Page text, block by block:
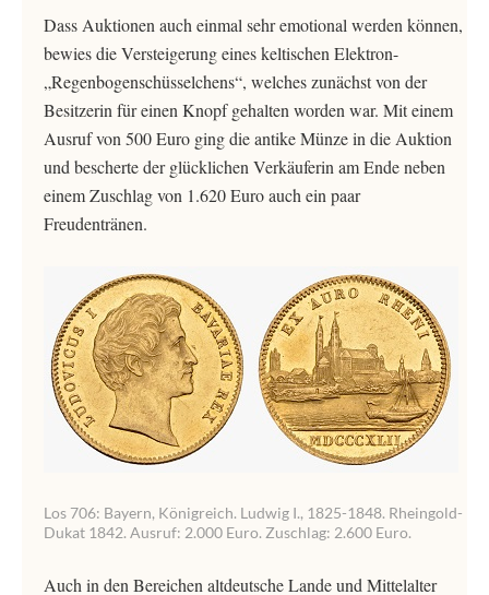
Dass Auktionen auch einmal sehr emotional werden können,
bewies die Versteigerung eines keltischen Elektron-
„Regenbogenschüsselchens“, welches zunächst von der
Besitzerin für einen Knopf gehalten worden war. Mit einem
Ausruf von 500 Euro ging die antike Münze in die Auktion
und bescherte der glücklichen Verkäuferin am Ende neben
einem Zuschlag von 1.620 Euro auch ein paar
Freudentränen.
Los 706: Bayern, Königreich. Ludwig I., 1825-1848. Rheingold-
Dukat 1842. Ausruf: 2.000 Euro. Zuschlag: 2.600 Euro.
Auch in den Bereichen altdeutsche Lande und Mittelalter